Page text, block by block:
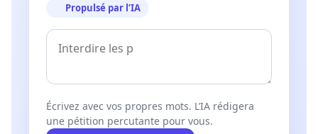
Propulsé par l’IA
Écrivez avec vos propres mots. L’IA rédigera
une pétition percutante pour vous.